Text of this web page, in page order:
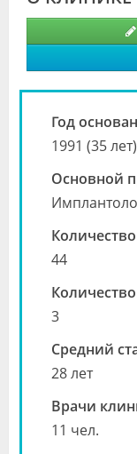
Видео
Клиники
Специалисты
Блоги
Лаборатории
Год
1991 (35 лет)
Основной
44
3
Средний
28 лет
Врачи
11 чел.